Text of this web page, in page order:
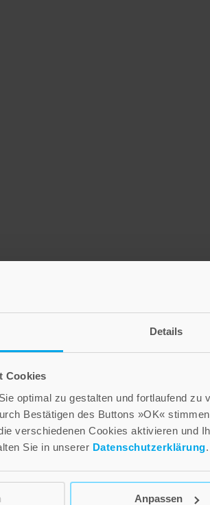
Details
Cookies
optimal zu gestalten und fortlaufend
Bestätigen des Buttons »OK«
verschiedenen Cookies aktivieren und
Sie in unserer Datenschutzerklärung.
Anpassen